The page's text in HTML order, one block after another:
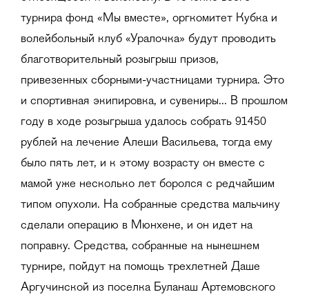
турнира фонд «Мы вместе», оргкомитет Кубка и
волейбольный клуб «Уралочка» будут проводить
благотворительный розыгрыш призов,
привезенных сборными-участницами турнира. Это
и спортивная экипировка, и сувениры... В прошлом
году в ходе розыгрыша удалось собрать 91450
рублей на лечение Алеши Васильева, тогда ему
было пять лет, и к этому возрасту он вместе с
мамой уже несколько лет боролся с редчайшим
типом опухоли. На собранные средства мальчику
сделали операцию в Мюнхене, и он идет на
поправку. Средства, собранные на нынешнем
турнире, пойдут на помощь трехлетней Даше
Аргучинской из поселка Буланаш Артемовского